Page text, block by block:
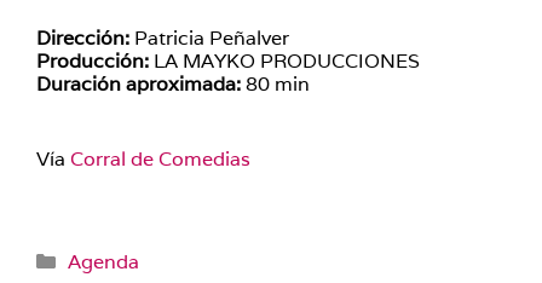
Dirección: Patricia Peñalver
Producción: LA MAYKO PRODUCCIONES
Duración aproximada:80 min
Vía Corral de Comedias
Categorías
Agenda